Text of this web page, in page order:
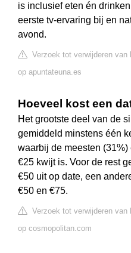
is inclusief eten én
eerste tv-ervaring bij en
avond.
Verzoek tot verwijderen van
op apuntateuna.es
Hoeveel kost een
Het grootste deel van de
gemiddeld minstens één
waarbij de meesten
€25 kwijt is. Voor de rest
€50 uit op date, een
€50 en €75.
Verzoek tot verwijderen van
op cosmopolitan.com